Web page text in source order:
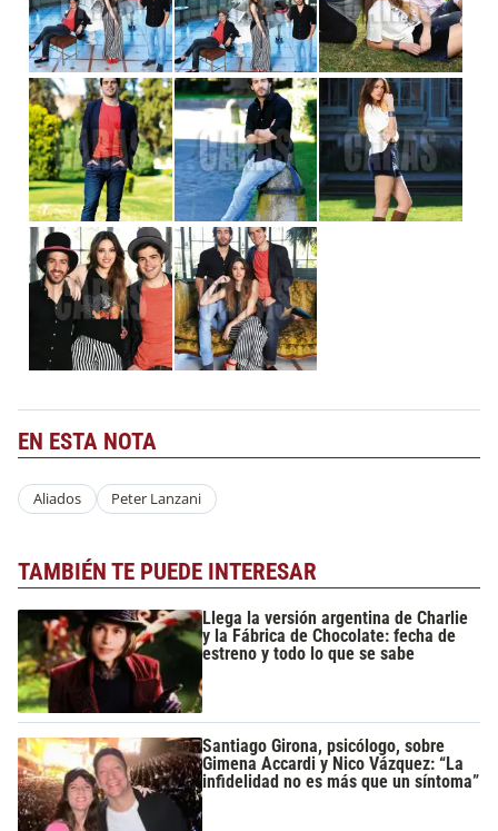
EN ESTA NOTA
Aliados Peter Lanzani
TAMBIÉN TE PUEDE INTERESAR
Llega la versión argentina de Charlie
y la Fábrica de Chocolate: fecha de
estreno y todo lo que se sabe
Santiago Girona, psicólogo, sobre
Gimena Accardi y Nico Vázquez: “La
infidelidad no es más que un síntoma”